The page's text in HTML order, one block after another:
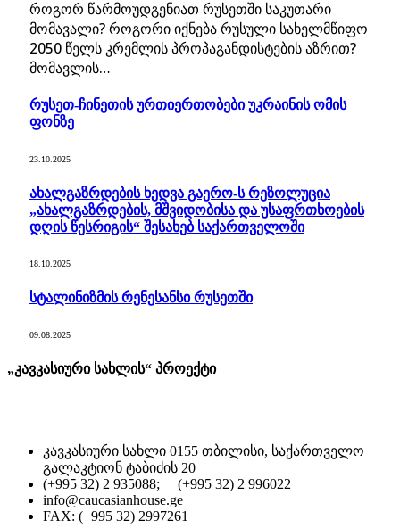
როგორ წარმოუდგენიათ რუსეთში საკუთარი
მომავალი? როგორი იქნება რუსული სახელმწიფო
2050 წელს კრემლის პროპაგანდისტების აზრით?
მომავლის…
რუსეთ-ჩინეთის ურთიერთობები უკრაინის ომის
ფონზე
23.10.2025
ახალგაზრდების ხედვა გაერო-ს რეზოლუცია
„ახალგაზრდების, მშვიდობისა და უსაფრთხოების
დღის წესრიგის“ შესახებ საქართველოში
18.10.2025
სტალინიზმის რენესანსი რუსეთში
09.08.2025
„კავკასიური სახლის“ პროექტი
კავკასიური სახლი 0155 თბილისი, საქართველო
გალაკტიონ ტაბიძის 20
(+995 32) 2 935088; (+995 32) 2 996022
info@caucasianhouse.ge
FAX: (+995 32) 2997261